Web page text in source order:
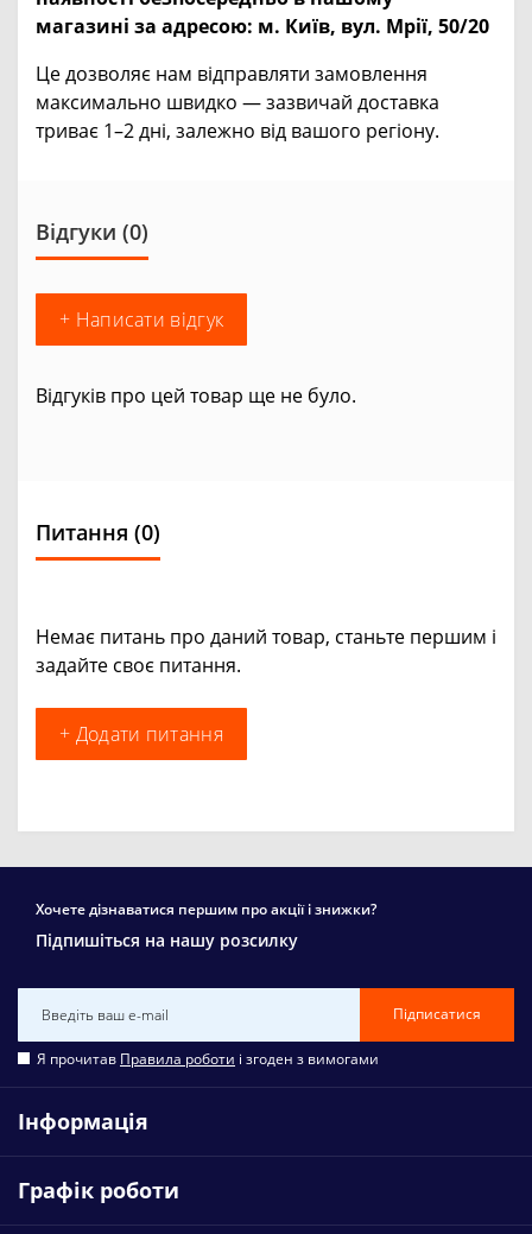
магазині за адресою: м. Київ, вул. Мрії, 50/20
Це дозволяє нам відправляти замовлення
максимально швидко — зазвичай доставка
триває 1–2 дні, залежно від вашого регіону.
Відгуки (0)
+ Написати відгук
Відгуків про цей товар ще не було.
Питання (0)
Немає питань про даний товар, станьте першим і
задайте своє питання.
+ Додати питання
Хочете дізнаватися першим про акції і знижки?
Підпишіться на нашу розсилку
Підписатися
Я прочитав Правила роботи і згоден з вимогами
Інформація
Графік роботи